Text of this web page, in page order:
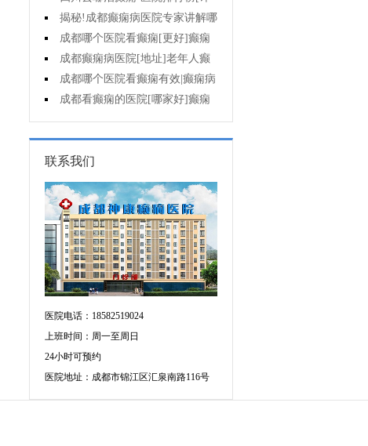
细排名]小儿癫痫病要如何治疗?
揭秘!成都癫痫病医院专家讲解哪
些方法治疗癫痫好?
成都哪个医院看癫痫[更好]癫痫
为什么会诱发?
成都癫痫病医院[地址]老年人癫
痫平时要注意什么?
成都哪个医院看癫痫有效|癫痫病
人能熬夜吗?
成都看癫痫的医院[哪家好]癫痫
病人生活中如何护理?
联系我们
医院电话：18582519024
上班时间：周一至周日
24小时可预约
医院地址：成都市锦江区汇泉南路116号